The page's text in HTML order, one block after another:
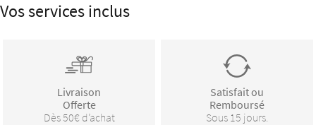
Vos services inclus
Livraison
Offerte
Dès 50€ d’achat
Satisfait ou
Remboursé
Sous 15 jours.